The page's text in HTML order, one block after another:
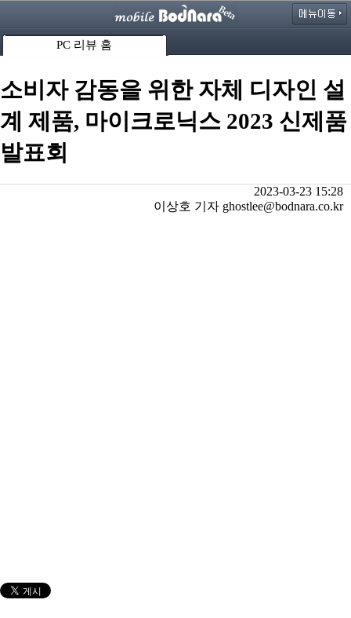
PC 리뷰 홈
소비자 감동을 위한 자체 디자인 설
계 제품, 마이크로닉스 2023 신제품
발표회
2023-03-23 15:28
이상호 기자 ghostlee@bodnara.co.kr